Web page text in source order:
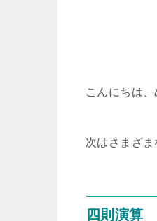
こんにちは、
次はさまざ
四則演算